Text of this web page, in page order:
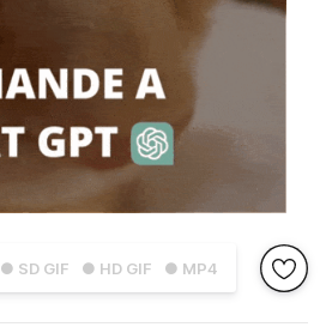
● SD GIF ● HD GIF ● MP4